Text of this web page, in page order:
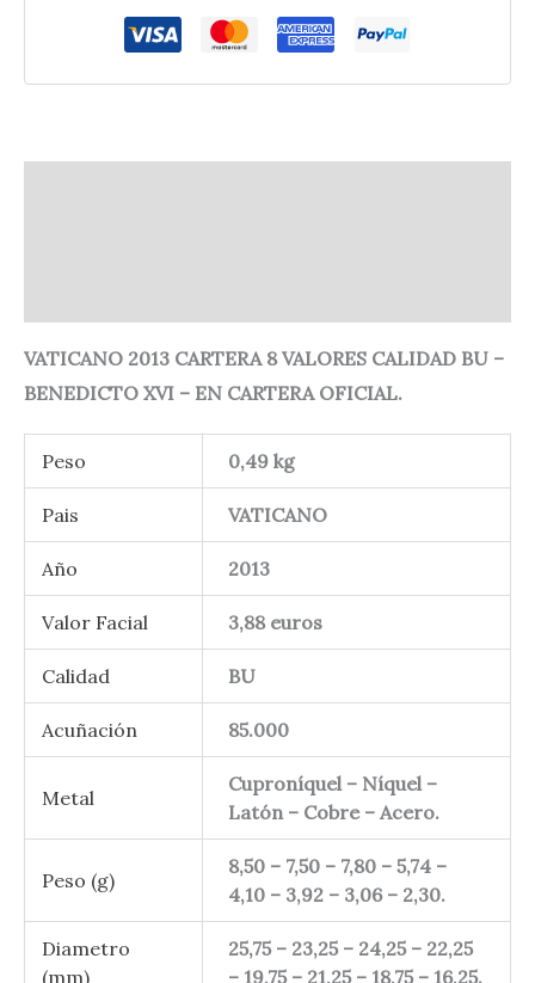
VATICANO 2013 CARTERA 8 VALORES CALIDAD BU –
BENEDICTO XVI – EN CARTERA OFICIAL.
Peso 0,49 kg
Pais VATICANO
Año 2013
Valor Facial 3,88 euros
Calidad BU
Acuñación 85.000
Metal
Cuproníquel – Níquel –
Latón – Cobre – Acero.
Peso (g)
8,50 – 7,50 – 7,80 – 5,74 –
4,10 – 3,92 – 3,06 – 2,30.
Diametro
(mm)
25,75 – 23,25 – 24,25 – 22,25
– 19,75 – 21,25 – 18,75 – 16,25.